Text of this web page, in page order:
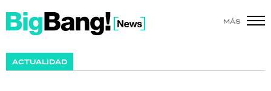
MÁS
ACTUALIDAD
SHOW